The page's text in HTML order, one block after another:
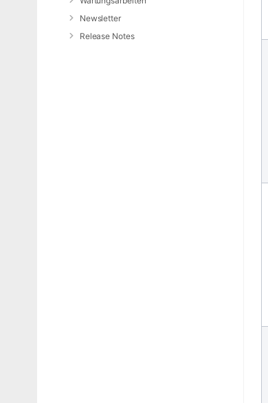
Newsletter
Release Notes